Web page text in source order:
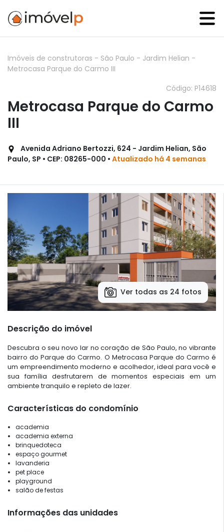
Imóveis de construtoras - São Paulo - Jardim Helian -
Metrocasa Parque do Carmo III
Código: P14618
Metrocasa Parque do Carmo
III
Avenida Adriano Bertozzi, 624 - Jardim Helian, São
Paulo, SP • CEP: 08265-000 • Atualizado há 4 semanas
Ver todas as 24 fotos
Descrição do imóvel
Descubra o seu novo lar no coração de São Paulo, no vibrante
bairro do Parque do Carmo. O Metrocasa Parque do Carmo é
um empreendimento moderno e acolhedor, ideal para você e
sua família desfrutarem de momentos especiais em um
ambiente tranquilo e repleto de lazer.
Características do condomínio
academia
academia externa
brinquedoteca
espaço gourmet
lavanderia
pet place
playground
salão de festas
Informações das unidades